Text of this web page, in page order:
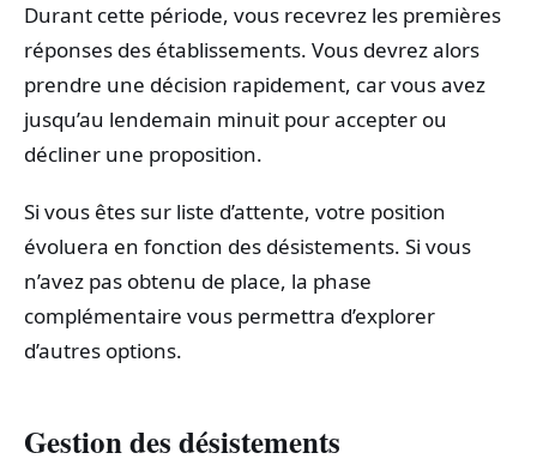
Durant cette période, vous recevrez les premières
réponses des établissements. Vous devrez alors
prendre une décision rapidement, car vous avez
jusqu’au lendemain minuit pour accepter ou
décliner une proposition.
Si vous êtes sur liste d’attente, votre position
évoluera en fonction des désistements. Si vous
n’avez pas obtenu de place, la phase
complémentaire vous permettra d’explorer
d’autres options.
Gestion des désistements